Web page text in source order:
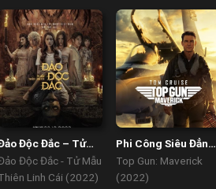
Độc Đắc – Tử
Thiên Linh Cái
Độc Đắc - Tử Mẫu
Linh Cái (2022)
Phi Công Siêu Đẳng
Maverick
Top Gun: Maverick
(2022)